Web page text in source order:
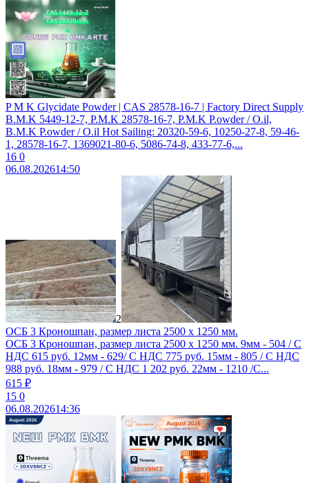
P M K Glycidate Powder | CAS 28578-16-7 | Factory Direct Supply
B.M.K 5449-12-7, P.M.K 28578-16-7, P.M.K P.owder / O.il,
B.M.K P.owder / O.il Hot Sailing: 20320-59-6, 10250-27-8, 59-46-
1, 28578-16-7, 1369021-80-6, 5086-74-8, 433-77-6,...
16 0
06.08.202614:50
2
ОСБ 3 Кроношпан, размер листа 2500 х 1250 мм.
ОСБ 3 Кроношпан, размер листа 2500 х 1250 мм. 9мм - 504 / С
НДС 615 руб. 12мм - 629/ С НДС 775 руб. 15мм - 805 / С НДС
988 руб. 18мм - 979 / С НДС 1 202 руб. 22мм - 1210 /С...
615 ₽
15 0
06.08.202614:36